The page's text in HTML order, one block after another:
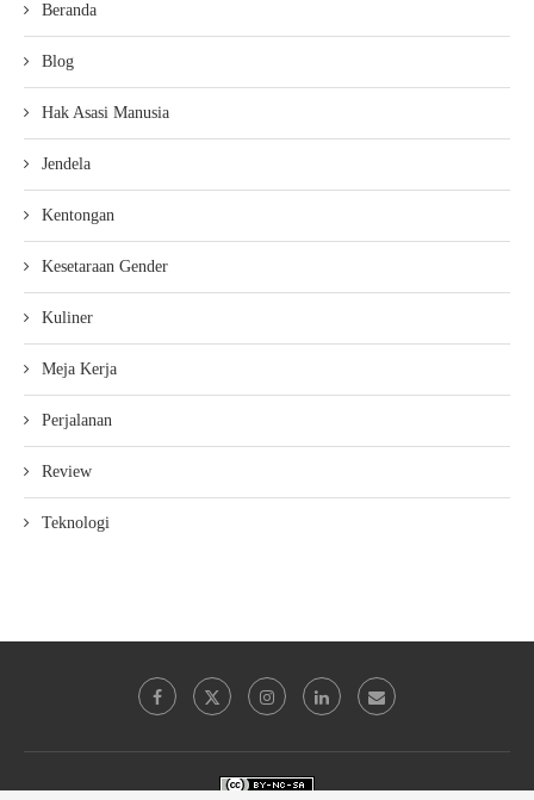
Beranda
Blog
Hak Asasi Manusia
Jendela
Kentongan
Kesetaraan Gender
Kuliner
Meja Kerja
Perjalanan
Review
Teknologi